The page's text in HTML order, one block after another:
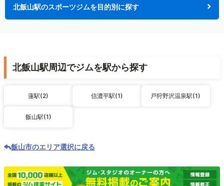
北飯山駅のスポーツジムを目的別に探す
北飯山駅周辺でジムを駅から探す
蓮駅(2) 信濃平駅(1) 戸狩野沢温泉駅(1)
飯山駅(1)
飯山市のエリア選択に戻る